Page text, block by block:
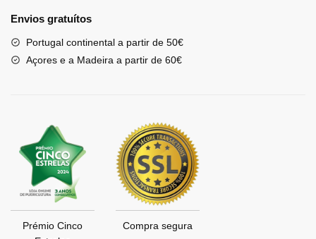
Envios gratuítos
Portugal continental a partir de 50€
Açores e a Madeira a partir de 60€
Prémio Cinco
Compra segura